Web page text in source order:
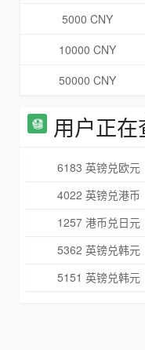
5000 CNY
10000 CNY
50000 CNY
用户正在
6183 英镑兑欧元
4022 英镑兑港币
1257 港币兑日元
5362 英镑兑韩元
5151 英镑兑韩元